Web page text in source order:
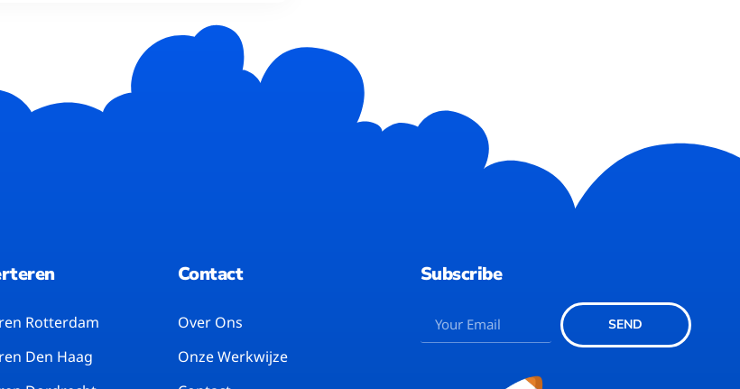
Rotterdam
Den Haag
Contact
Over Ons
Onze Werkwijze
Subscribe
SEND